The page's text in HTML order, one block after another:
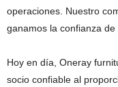
operaciones. Nuestro
ganamos la confianza
Hoy en día, Oneray
socio confiable al